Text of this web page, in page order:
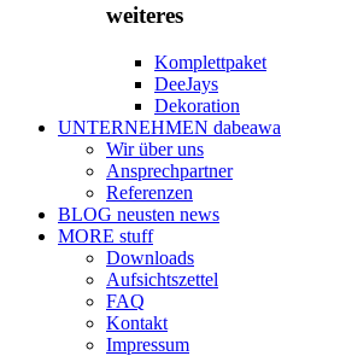
weiteres
Komplettpaket
DeeJays
Dekoration
UNTERNEHMEN dabeawa
Wir über uns
Ansprechpartner
Referenzen
BLOG neusten news
MORE stuff
Downloads
Aufsichtszettel
FAQ
Kontakt
Impressum